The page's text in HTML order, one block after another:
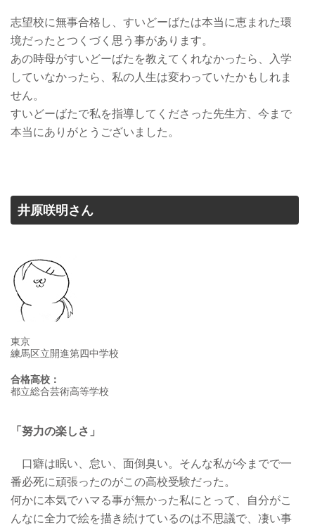
志望校に無事合格し、すいどーばたは本当に恵まれた環
境だったとつくづく思う事があります。
あの時母がすいどーばたを教えてくれなかったら、入学
していなかったら、私の人生は変わっていたかもしれま
せん。
すいどーばたで私を指導してくださった先生方、今まで
本当にありがとうございました。
井原咲明さん
東京
練馬区立開進第四中学校
合格高校：
都立総合芸術高等学校
「努力の楽しさ」
口癖は眠い、怠い、面倒臭い。そんな私が今までで一
番必死に頑張ったのがこの高校受験だった。
何かに本気でハマる事が無かった私にとって、自分がこ
んなに全力で絵を描き続けているのは不思議で、凄い事